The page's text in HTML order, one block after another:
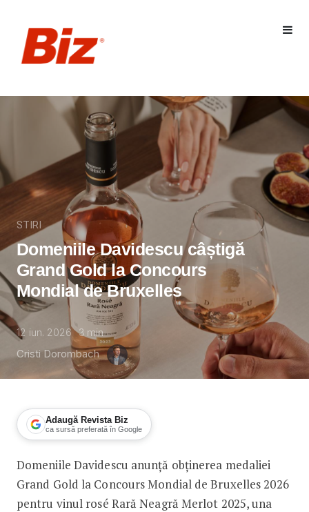
STIRI
Domeniile Davidescu câștigă
Grand Gold la Concours
Mondial de Bruxelles
12 iun. 2026 3 min
Cristi Dorombach
Adaugă Revista Biz
ca sursă preferată în Google
Domeniile Davidescu câștigă Grand
Domeniile Davidescu anunță obținerea medaliei
Grand Gold la Concours Mondial de Bruxelles 2026
pentru vinul rosé Rară Neagră Merlot 2025, una